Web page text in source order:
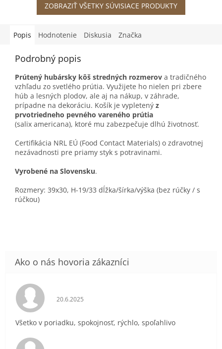
ZOBRAZIŤ VŠETKY SÚVISIACE PRODUKTY
Popis Hodnotenie Diskusia Značka
Podrobný popis
Prútený hubársky kôš stredných rozmerov a tradičného
vzhľadu zo svetlého prútia. Využijete ho nielen pri zbere
húb a lesných plodov, ale aj na nákup, v záhrade,
prípadne na dekoráciu. Košík je vypletený z
prvotriedneho pevného vareného prútia
(salix americana), ktoré mu zabezpečuje dlhú životnosť.
Certifikácia NRL EÚ (Food Contact Materials) o zdravotnej
nezávadnosti pre priamy styk s potravinami.
Vyrobené na Slovensku.
Rozmery: 39x30, H-19/33 dĺžka/šírka/výška (bez rúčky / s
rúčkou)
Hodnotenie obchodu je 5 z 5 hviezdičiek.
20.6.2025
Všetko v poriadku, spokojnosť, rýchlo, spoľahlivo